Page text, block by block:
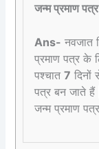
जन्म प्रमाण
Ans- नवजात
प्रमाण पत्र के
पश्चात7
पत्र बन जाते हैं
जन्म प्रमाण